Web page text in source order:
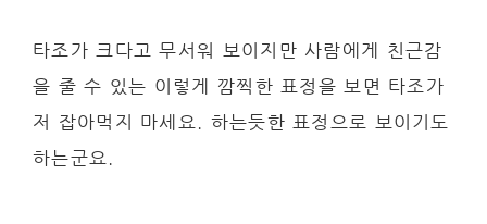
타조가 크다고 무서워 보이지만 사람에게 친근감
을 줄 수 있는 이렇게 깜찍한 표정을 보면 타조가
저 잡아먹지 마세요. 하는듯한 표정으로 보이기도
하는군요.